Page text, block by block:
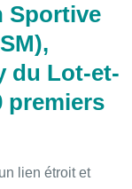
Sportive
du Lot-et-
premiers
lien étroit et